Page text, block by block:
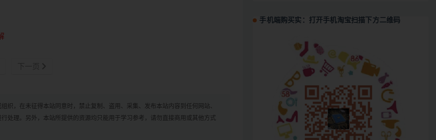
织，在未征得本站同意时，禁止复制、盗用、采集、发布本站内容到任何网站、
处理。另外，本站所提供的资源均只能用于学习参考，请勿直接商用或其他方式
手机端购买实：打开手机淘宝扫描下方二维码